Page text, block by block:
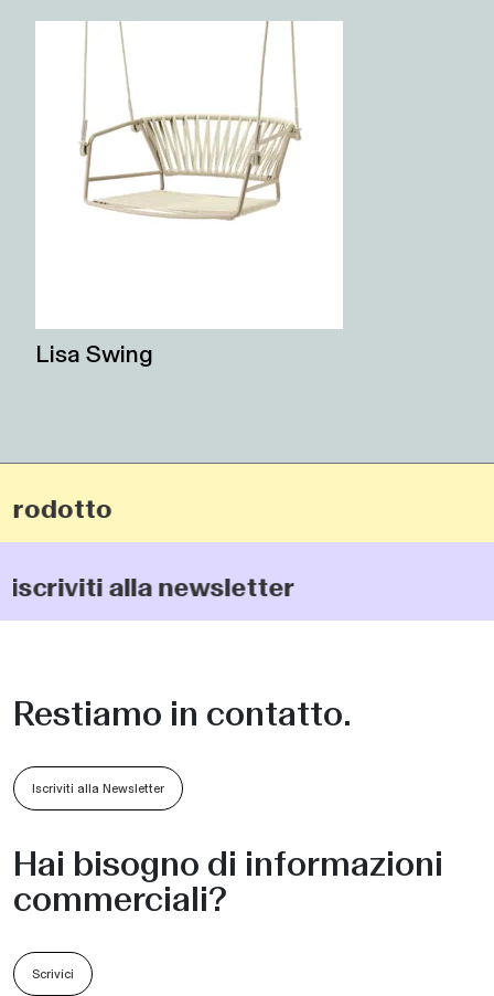
Lisa Swing
alla newsletter
Restiamo in contatto.
Iscriviti alla Newsletter
Hai bisogno di informazioni
commerciali?
Scrivici